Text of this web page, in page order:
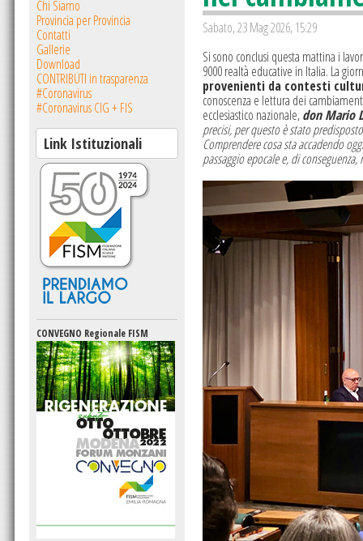
Sabato, 23 Mag 2026, 15:29
Si sono conclusi questa mattina i
9000 realtà educative in Italia. La
provenienti da contesti
conoscenza e lettura dei
ecclesiastico nazionale,don Mario
precisi, per questo è stato
Comprendere cosa sta accadendo
passaggio epocale e, di
Chi Siamo
Provincia per Provincia
Contatti
Gallerie
Download
CONTRIBUTI in trasparenza
#Coronavirus
#Coronavirus CIG + FIS
Link Istituzionali
CONVEGNO Regionale FISM